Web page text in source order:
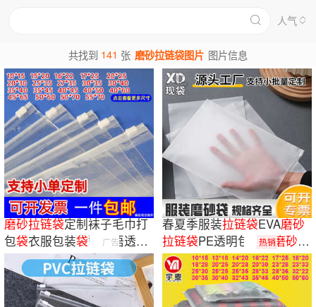
人气
共找到 141 张 磨砂拉链袋图片 图片信息
磨砂拉链袋定制袜子毛巾打
包袋衣服包装袋警示语透明
pe服装拉链袋
广告
春夏季服装拉链袋EVA磨砂
拉链袋PE透明包装袋磨砂自
封袋加印logo
热销